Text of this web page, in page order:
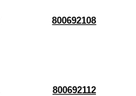
800692108
800692112